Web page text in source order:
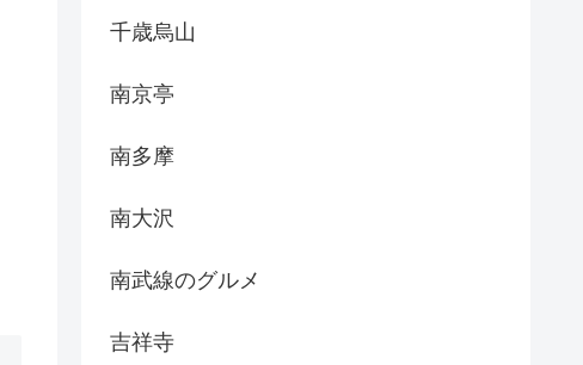
千歳烏山
南京亭
南多摩
南大沢
南武線のグルメ
吉祥寺